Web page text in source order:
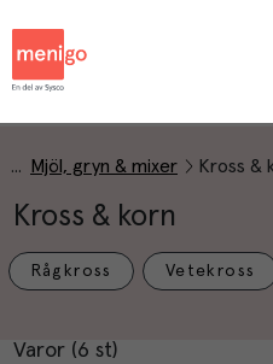
Mjöl, gryn & mixer Kross &
Kross & korn
Rågkross Vetekross
Varor (6 st)